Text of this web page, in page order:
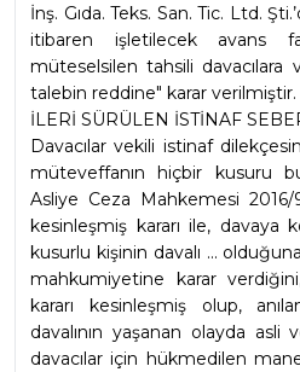
İnş. Gıda. Teks. San. Tic. Ltd.
itibaren işletilecek avans
müteselsilen tahsili davacılara
talebin reddine" karar verilmiştir.
İLERİ SÜRÜLEN İSTİNAF
Davacılar vekili istinaf
müteveffanın hiçbir kusuru
Asliye Ceza Mahkemesi 2016/
kesinleşmiş kararı ile, davaya
kusurlu kişinin davalı ...
mahkumiyetine karar
kararı kesinleşmiş olup,
davalının yaşanan olayda
davacılar için hükmedilen